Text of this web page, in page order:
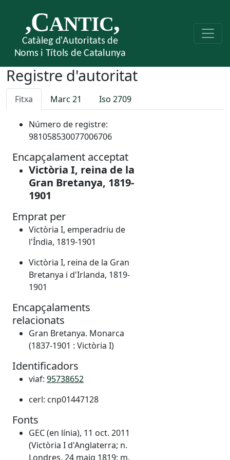
Registre d'autoritat
Fitxa Marc 21 Iso 2709
Número de registre:
981058530077006706
Encapçalament acceptat
Victòria I, reina de la
Gran Bretanya, 1819-
1901
Emprat per
Victòria I, emperadriu de
l'Índia, 1819-1901
Victòria I, reina de la Gran
Bretanya i d'Irlanda, 1819-
1901
Encapçalaments
relacionats
Gran Bretanya. Monarca
(1837-1901 : Victòria I)
Identificadors
viaf: 95738652
cerl: cnp01447128
Fonts
GEC (en línia), 11 oct. 2011
(Victòria I d'Anglaterra; n.
Londres, 24 maig 1819; m.